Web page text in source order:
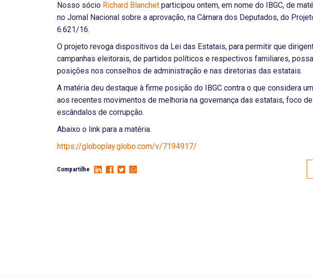
Nosso sócio Richard Blanchet participou ontem, em nome do IBGC, de
no Jornal Nacional sobre a aprovação, na Câmara dos Deputados, do
6.621/16.
O projeto revoga dispositivos da Lei das Estatais, para permitir que
campanhas eleitorais, de partidos políticos e respectivos familiares,
posições nos conselhos de administração e nas diretorias das estatais.
A matéria deu destaque à firme posição do IBGC contra o que considera
aos recentes movimentos de melhoria na governança das estatais, foco
escândalos de corrupção.
Abaixo o link para a matéria.
https://globoplay.globo.com/v/7194917/
Compartilhe